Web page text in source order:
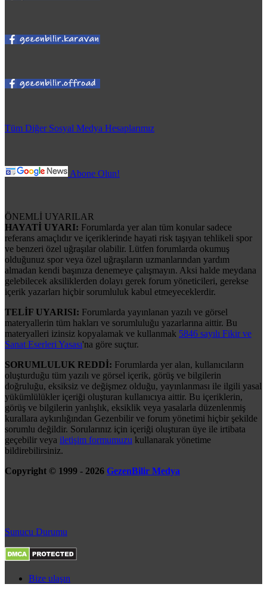
Tüm Diğer Sosyal Medya Hesaplarımız
Abone Olun!
ÖNEMLİ UYARILAR
HAYATİ UYARI: Forumlarda yer alan tüm konular sadece
referans amaçlıdır ve içeriklerinde hayati risk taşıyan tehlikeli spor
ve benzeri özel uğraşılar olabilir. Lütfen forumlarda okumuş
olduğunuz spor veya özel uğraşıların uzmanlarından yardım
almadan kendi başınıza denemeye çalışmayın. Aksi halde meydana
gelebilecek aksiliklerden dolayı gerek forum yöneticileri, gerekse
içerik yazarları hiçbir sorumluluk kabul etmeyeceklerdir.
TELİF UYARISI: Forumlarda yayınlanan yazılı ve görsel
materyallerin tüm hakları ve sorumluluğu yazarlarına aittir. Bu
materyalleri izinsiz kopyalamak ve kullanmak 5846 sayılı Fikir ve
Sanat Eserleri Yasası'na göre suçtur.
SORUMLULUK REDDİ: Forumlarda yer alan, kullanıcıların
oluşturduğu tüm yazılı ve görsel içerik, görüş ve bilgilerin
doğruluğu, eksiksiz ve değişmez olduğu, yayınlanması ile ilgili yasal
yükümlülükler içeriği oluşturan kullanıcıya aittir. Bu içeriklerin,
görüş ve bilgilerin yanlışlık, eksiklik veya yasalarla düzenlenmiş
kurallara aykırılığından Gezenbilir ve forum yönetimi hiçbir şekilde
sorumlu değildir. Sorularınız için içeriği oluşturan üye ile irtibata
geçebilir veya iletişim formumuzu kullanarak yönetime
bildirebilirsiniz.
Copyright © 1999 - 2026 GezenBilir Medya
Sunucu Durumu
Bize ulaşın